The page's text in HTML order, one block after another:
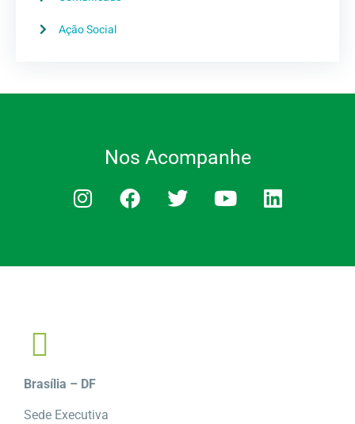
Ação Social
Nos Acompanhe
Brasília – DF
Sede Executiva